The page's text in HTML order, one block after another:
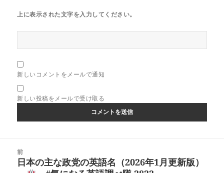
上に表示された文字を入力してください。
新しいコメントをメールで通知
新しい投稿をメールで受け取る
前
前
日本の主な政党の英語名（2026年1月更新版）